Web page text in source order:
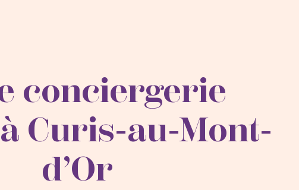
conciergerie
Curis-au-Mont-
d’Or